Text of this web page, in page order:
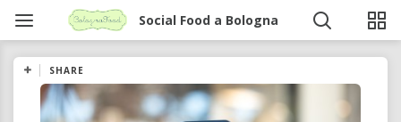
Social Food a Bologna
SHARE